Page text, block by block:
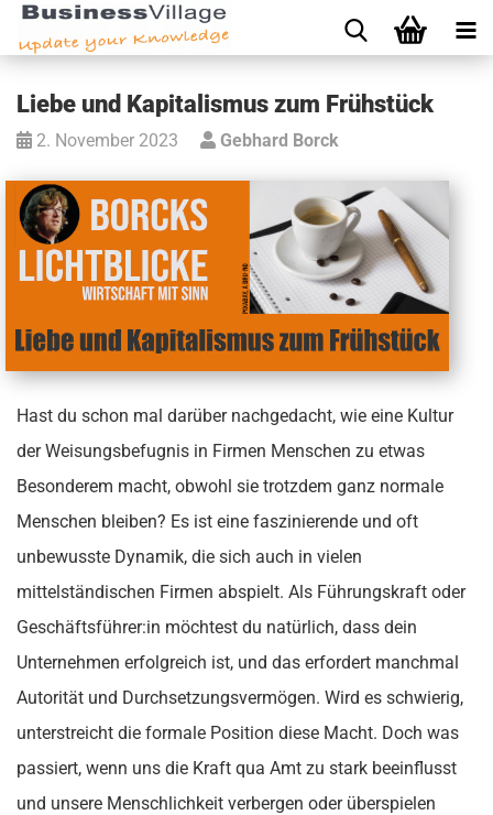
Liebe und Kapitalismus zum Frühstück
2. November 2023 Gebhard Borck
Hast du schon mal darüber nachgedacht, wie eine Kultur
der Weisungsbefugnis in Firmen Menschen zu etwas
Besonderem macht, obwohl sie trotzdem ganz normale
Menschen bleiben? Es ist eine faszinierende und oft
unbewusste Dynamik, die sich auch in vielen
mittelständischen Firmen abspielt. Als Führungskraft oder
Geschäftsführer:in möchtest du natürlich, dass dein
Unternehmen erfolgreich ist, und das erfordert manchmal
Autorität und Durchsetzungsvermögen. Wird es schwierig,
unterstreicht die formale Position diese Macht. Doch was
passiert, wenn uns die Kraft qua Amt zu stark beeinflusst
und unsere Menschlichkeit verbergen oder überspielen